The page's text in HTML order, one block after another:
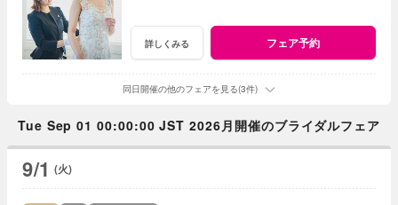
詳しくみる フェア予約
同日開催の他のフェアを見る(3件)
Tue Sep 01 00:00:00 JST 2026月開催のブライダルフェア
9/1 (火)